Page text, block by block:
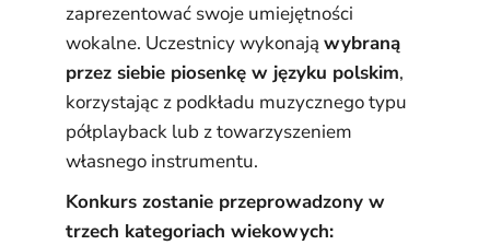
zaprezentować swoje umiejętności
wokalne. Uczestnicy wykonają wybraną
przez siebie piosenkę w języku polskim,
korzystając z podkładu muzycznego typu
półplayback lub z towarzyszeniem
własnego instrumentu.
Konkurs zostanie przeprowadzony w
trzech kategoriach wiekowych: